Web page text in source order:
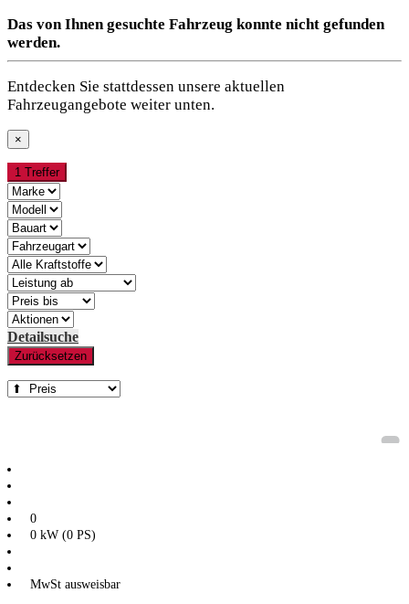
Das von Ihnen gesuchte Fahrzeug konnte nicht gefunden
werden.
Entdecken Sie stattdessen unsere aktuellen
Fahrzeugangebote weiter unten.
×
1 Treffer
Detailsuche
Zurücksetzen
0
0 kW (0 PS)
MwSt ausweisbar